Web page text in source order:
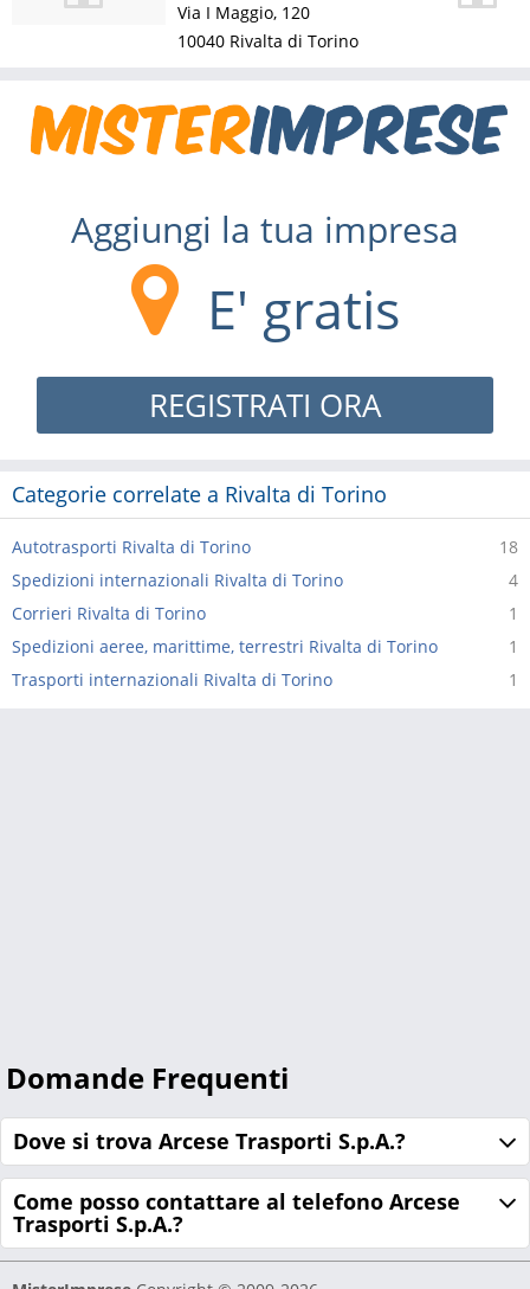
Via I Maggio, 120
10040 Rivalta di Torino
Aggiungi la tua impresa
E' gratis
REGISTRATI ORA
Categorie correlate a Rivalta di Torino
18
Autotrasporti Rivalta di Torino
4
Spedizioni internazionali Rivalta di Torino
1
Corrieri Rivalta di Torino
1
Spedizioni aeree, marittime, terrestri Rivalta di Torino
1
Trasporti internazionali Rivalta di Torino
Domande Frequenti
Dove si trova Arcese Trasporti S.p.A.?
Come posso contattare al telefono Arcese
Trasporti S.p.A.?